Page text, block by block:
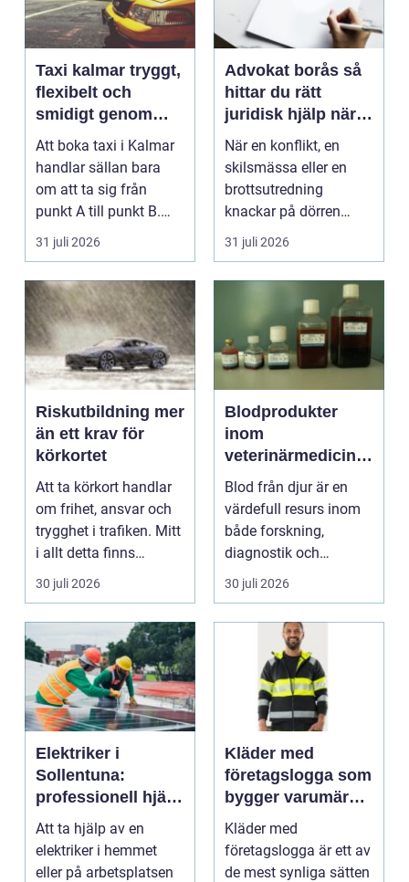
Taxi kalmar tryggt,
flexibelt och
smidigt genom
hela resan
Att boka taxi i Kalmar
handlar sällan bara
om att ta sig från
punkt A till punkt B.
För många är res...
31 juli 2026
Advokat borås så
hittar du rätt
juridisk hjälp när
livet krånglar
När en konflikt, en
skilsmässa eller en
brottsutredning
knackar på dörren
förändras vardagen
snabbt....
31 juli 2026
Riskutbildning mer
än ett krav för
körkortet
Att ta körkort handlar
om frihet, ansvar och
trygghet i trafiken. Mitt
i allt detta finns
riskutbild...
30 juli 2026
Blodprodukter
inom
veterinärmedicin
funktion, kvalitet
och användning
Blod från djur är en
värdefull resurs inom
både forskning,
diagnostik och
veterinärmedicin. När
blod...
30 juli 2026
Elektriker i
Sollentuna:
professionell hjälp
när du behöver det
Att ta hjälp av en
elektriker i hemmet
eller på arbetsplatsen
Kläder med
företagslogga som
bygger varumärke
i vardagen
Kläder med
företagslogga är ett av
de mest synliga sätten